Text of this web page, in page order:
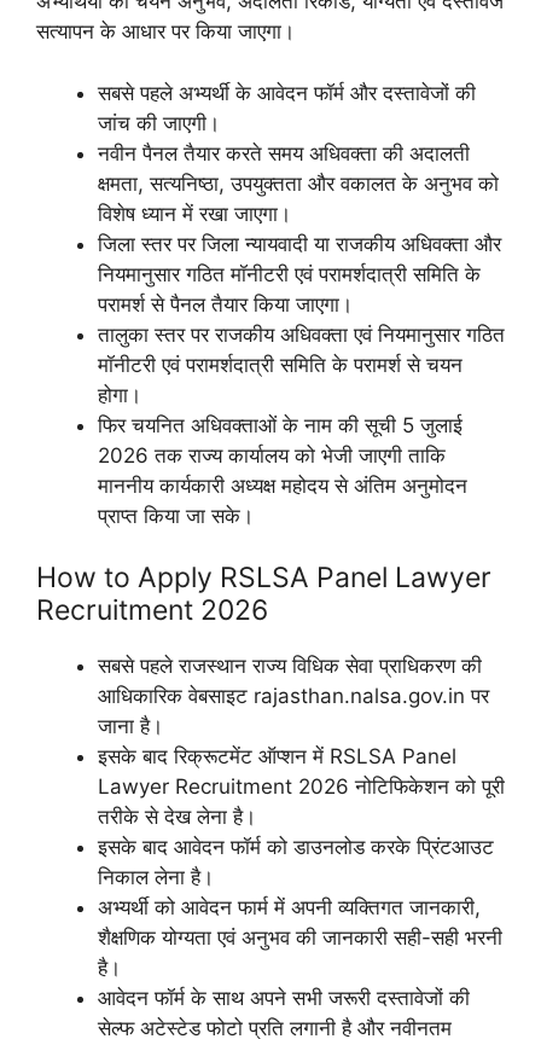
सत्यापन के आधार पर किया जाएगा।
सबसे पहले अभ्यर्थी के आवेदन फॉर्म और दस्तावेजों की
जांच की जाएगी।
नवीन पैनल तैयार करते समय अधिवक्ता की अदालती
क्षमता, सत्यनिष्ठा, उपयुक्तता और वकालत के अनुभव को
विशेष ध्यान में रखा जाएगा।
जिला स्तर पर जिला न्यायवादी या राजकीय अधिवक्ता और
नियमानुसार गठित मॉनीटरी एवं परामर्शदात्री समिति के
परामर्श से पैनल तैयार किया जाएगा।
तालुका स्तर पर राजकीय अधिवक्ता एवं नियमानुसार गठित
मॉनीटरी एवं परामर्शदात्री समिति के परामर्श से चयन
होगा।
फिर चयनित अधिवक्ताओं के नाम की सूची 5 जुलाई
2026 तक राज्य कार्यालय को भेजी जाएगी ताकि
माननीय कार्यकारी अध्यक्ष महोदय से अंतिम अनुमोदन
प्राप्त किया जा सके।
How to Apply RSLSA Panel Lawyer
Recruitment 2026
सबसे पहले राजस्थान राज्य विधिक सेवा प्राधिकरण की
आधिकारिक वेबसाइट rajasthan.nalsa.gov.in पर
जाना है।
इसके बाद रिक्रूटमेंट ऑप्शन में RSLSA Panel
Lawyer Recruitment 2026 नोटिफिकेशन को पूरी
तरीके से देख लेना है।
इसके बाद आवेदन फॉर्म को डाउनलोड करके प्रिंटआउट
निकाल लेना है।
अभ्यर्थी को आवेदन फार्म में अपनी व्यक्तिगत जानकारी,
शैक्षणिक योग्यता एवं अनुभव की जानकारी सही-सही भरनी
है।
आवेदन फॉर्म के साथ अपने सभी जरूरी दस्तावेजों की
सेल्फ अटेस्टेड फोटो प्रति लगानी है और नवीनतम